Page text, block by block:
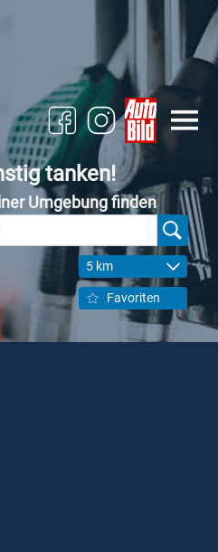
tanken!
Umgebung finden
5 km
Favoriten